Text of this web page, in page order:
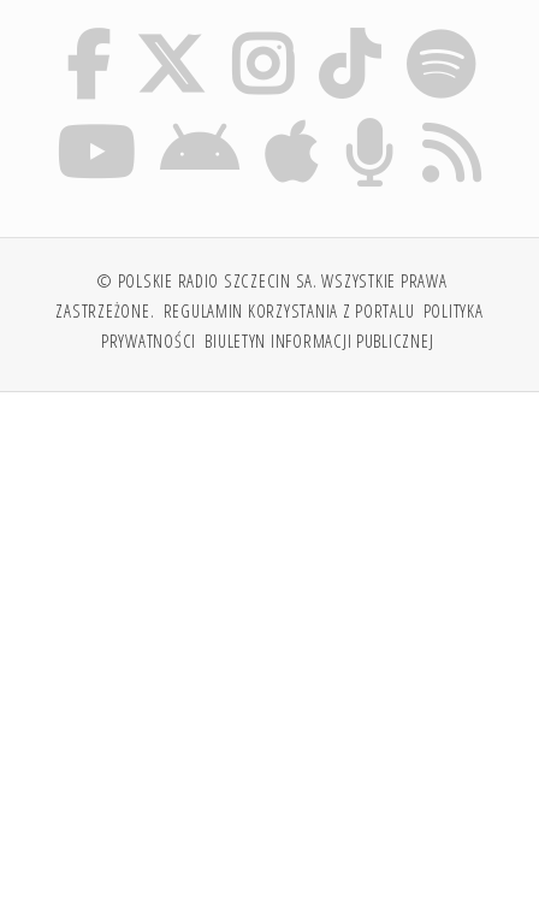
© POLSKIE RADIO SZCZECIN SA. WSZYSTKIE PRAWA
ZASTRZEŻONE. REGULAMIN KORZYSTANIA Z PORTALU POLITYKA
PRYWATNOŚCI BIULETYN INFORMACJI PUBLICZNEJ